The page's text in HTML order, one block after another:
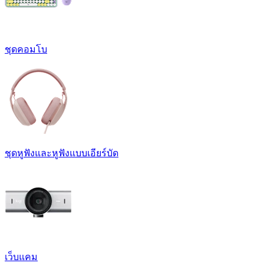
ชุดคอมโบ
ชุดหูฟังและหูฟังแบบเอียร์บัด
เว็บแคม